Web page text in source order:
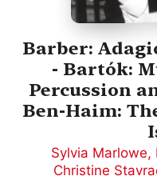
Barber:
- Bartók:
Percussion
Ben-Haim:
Sylvia Marlowe,
Christine